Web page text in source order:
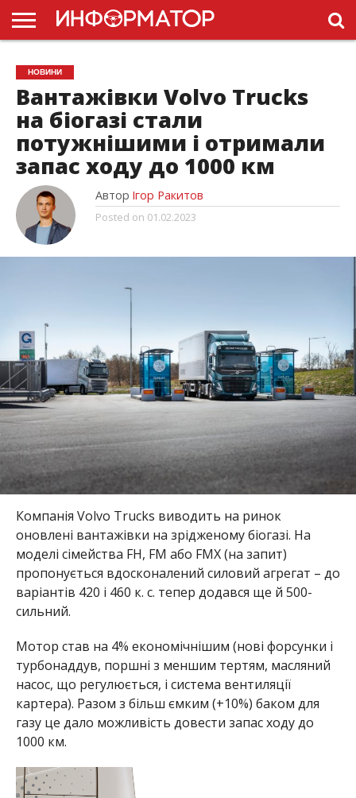
ГОЛОВНА
НОВИНИ
ПДР
УКРАЇНИ
РЕКЛАМА
ПРОЕКТЫ
НОВИНИ
Вантажівки Volvo Trucks
на біогазі стали
потужнішими і отримали
запас ходу до 1000 км
Автор Ігор Ракитов
Posted on 01.02.2023
Компанія Volvo Trucks виводить на ринок
оновлені вантажівки на зрідженому біогазі. На
моделі сімейства FH, FM або FMX (на запит)
пропонується вдосконалений силовий агрегат – до
варіантів 420 і 460 к. с. тепер додався ще й 500-
сильний.
Мотор став на 4% економічнішим (нові форсунки і
турбонаддув, поршні з меншим тертям, масляний
насос, що регулюється, і система вентиляції
картера). Разом з більш ємким (+10%) баком для
газу це дало можливість довести запас ходу до
1000 км.